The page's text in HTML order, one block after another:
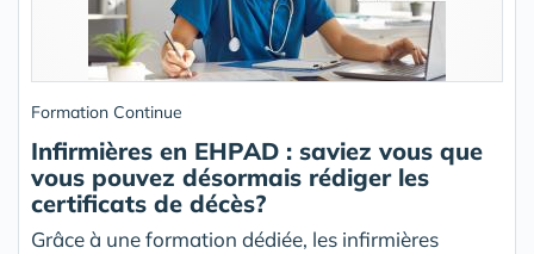
Formation Continue
Infirmières en EHPAD : saviez vous que
vous pouvez désormais rédiger les
certificats de décès?
Grâce à une formation dédiée, les infirmières